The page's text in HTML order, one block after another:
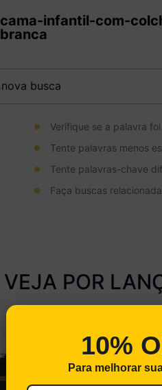
cama-infantil-com-
branca
Verifique se a palavra
Tente palavras menos
Tente palavras-chave
Faça buscas
VEJA POR
10%
Para melhorar